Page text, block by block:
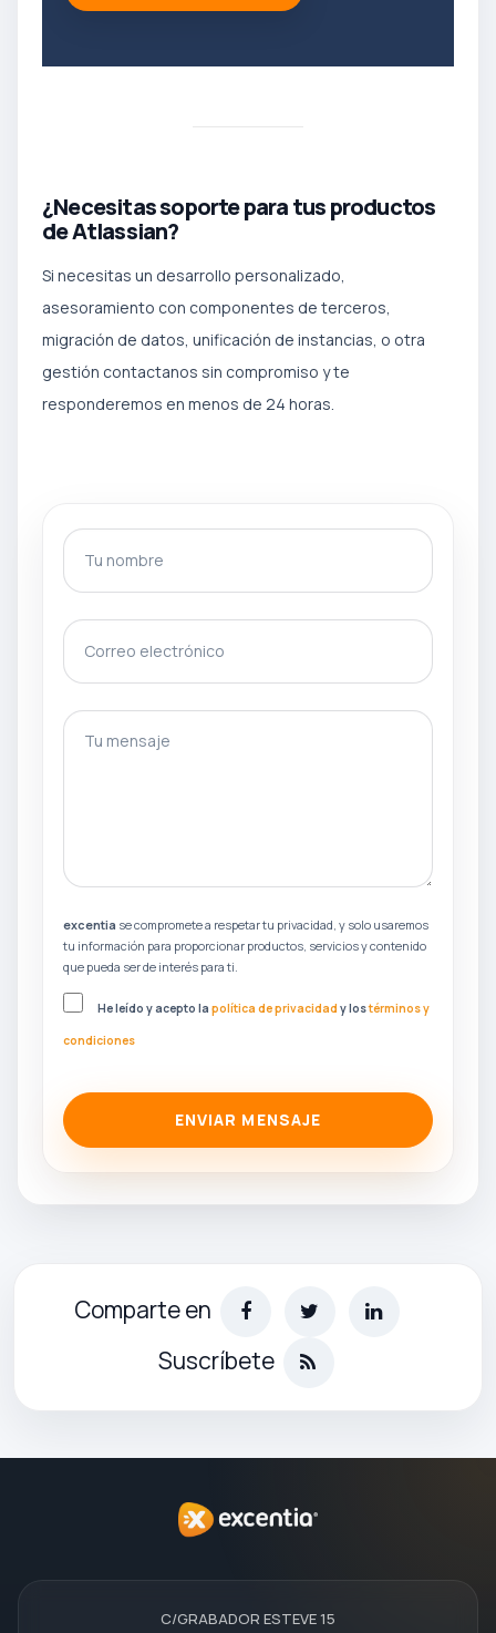
¿Necesitas soporte para tus productos
de Atlassian?
Si necesitas un desarrollo personalizado,
asesoramiento con componentes de terceros,
migración de datos, unificación de instancias, o otra
gestión contactanos sin compromiso y te
responderemos en menos de 24 horas.
Tu nombre
Correo electrónico
gotcha
Tu mensaje
excentia se compromete a respetar tu privacidad, y solo usaremos
tu información para proporcionar productos, servicios y contenido
que pueda ser de interés para ti.
He leído y acepto la política de privacidad y lostérminos y
condiciones
ENVIAR MENSAJE
Comparte en
Suscríbete
C/GRABADOR ESTEVE 15